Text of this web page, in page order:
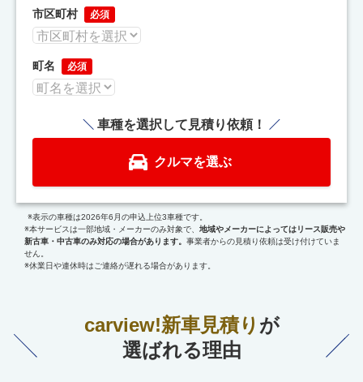
市区町村 必須
町名 必須
車種を選択して見積り依頼！
クルマを選ぶ
※表示の車種は2026年6月の申込上位3車種です。
※本サービスは一部地域・メーカーのみ対象で、 地域やメーカーによってはリース販売や
新古車・中古車のみ対応の場合があります。 事業者からの見積り依頼は受け付けていま
せん。
※休業日や連休時はご連絡が遅れる場合があります。
carview!新車見積り が
選ばれる理由